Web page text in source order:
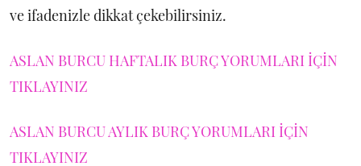
ve ifadenizle dikkat çekebilirsiniz.
ASLAN BURCU HAFTALIK BURÇ YORUMLARI İÇİN
TIKLAYINIZ
ASLAN BURCU AYLIK BURÇ YORUMLARI İÇİN
TIKLAYINIZ